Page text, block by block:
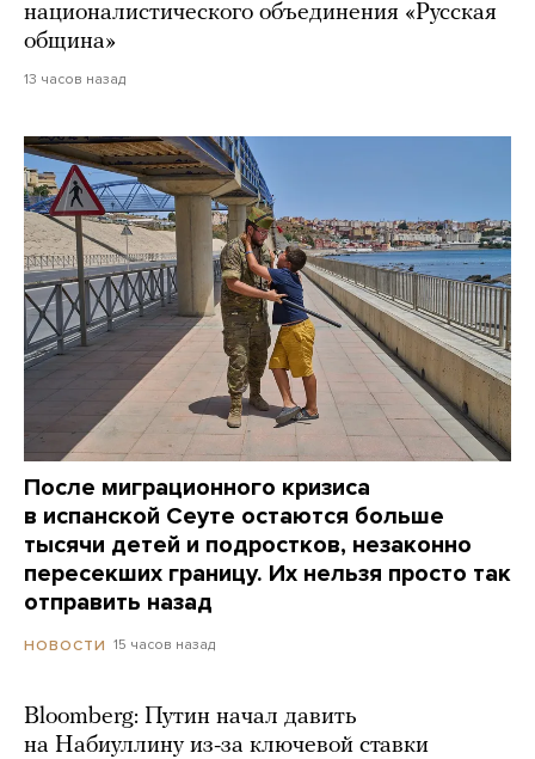
националистического объединения «Русская
община»
13 часов назад
После миграционного кризиса
в испанской Сеуте остаются больше
тысячи детей и подростков, незаконно
пересекших границу. Их нельзя просто так
отправить назад
НОВОСТИ 15 часов назад
Bloomberg: Путин начал давить
на Набиуллину из-за ключевой ставки